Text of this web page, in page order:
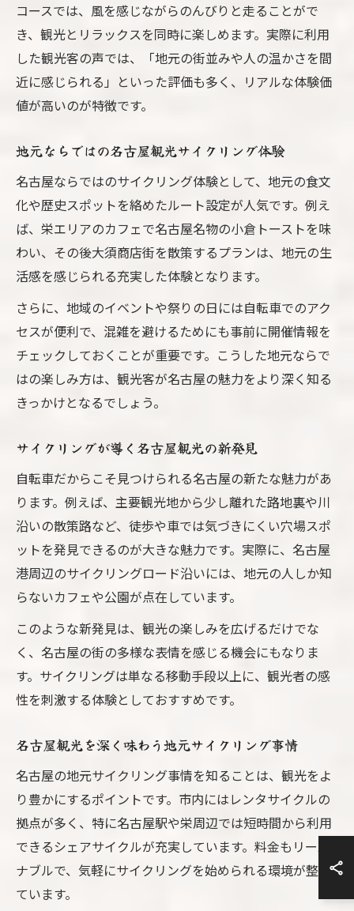
コースでは、風を感じながらのんびりと走ることがで
き、観光とリラックスを同時に楽しめます。実際に利用
した観光客の声では、「地元の街並みや人の温かさを間
近に感じられる」といった評価も多く、リアルな体験価
値が高いのが特徴です。
地元ならではの名古屋観光サイクリング体験
名古屋ならではのサイクリング体験として、地元の食文
化や歴史スポットを絡めたルート設定が人気です。例え
ば、栄エリアのカフェで名古屋名物の小倉トーストを味
わい、その後大須商店街を散策するプランは、地元の生
活感を感じられる充実した体験となります。
さらに、地域のイベントや祭りの日には自転車でのアク
セスが便利で、混雑を避けるためにも事前に開催情報を
チェックしておくことが重要です。こうした地元ならで
はの楽しみ方は、観光客が名古屋の魅力をより深く知る
きっかけとなるでしょう。
サイクリングが導く名古屋観光の新発見
自転車だからこそ見つけられる名古屋の新たな魅力があ
ります。例えば、主要観光地から少し離れた路地裏や川
沿いの散策路など、徒歩や車では気づきにくい穴場スポ
ットを発見できるのが大きな魅力です。実際に、名古屋
港周辺のサイクリングロード沿いには、地元の人しか知
らないカフェや公園が点在しています。
このような新発見は、観光の楽しみを広げるだけでな
く、名古屋の街の多様な表情を感じる機会にもなりま
す。サイクリングは単なる移動手段以上に、観光者の感
性を刺激する体験としておすすめです。
名古屋観光を深く味わう地元サイクリング事情
名古屋の地元サイクリング事情を知ることは、観光をよ
り豊かにするポイントです。市内にはレンタサイクルの
拠点が多く、特に名古屋駅や栄周辺では短時間から利用
できるシェアサイクルが充実しています。料金もリーズ
ナブルで、気軽にサイクリングを始められる環境が整っ
ています。